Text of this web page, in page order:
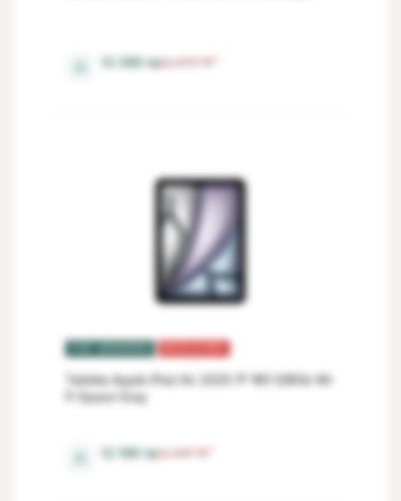
14 873
13 399 lei
⚖
TOP VÂNZĂRI REDUCERI
Tableta Apple iPad Air 2025 11" M3 128Gb Wi-
Fi Space Gray
8 Gb 13 541
12 199 lei
⚖